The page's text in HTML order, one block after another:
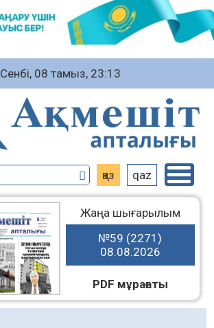
Сенбі, 08 тамыз, 23:13
қаз qaz
Жаңа шығарылым
№59 (2271)
08.08.2026
PDF мұрағаты